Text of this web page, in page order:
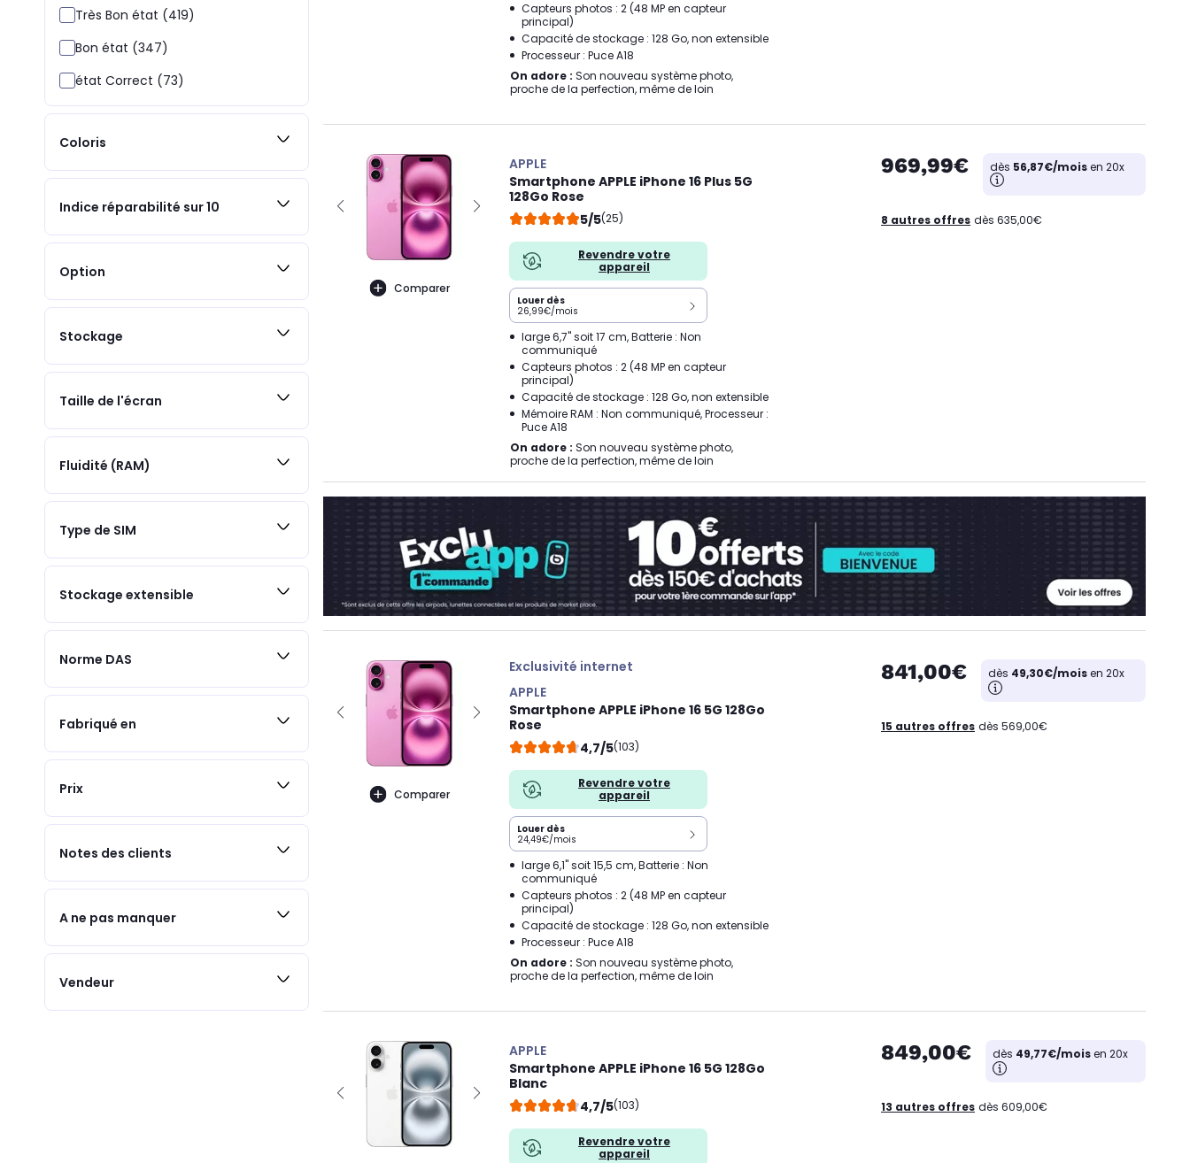
Très Bon état (419)
Bon état (347)
état Correct (73)
Coloris
Indice réparabilité sur 10
Option
Stockage
Taille de l'écran
Fluidité (RAM)
Type de SIM
Stockage extensible
Norme DAS
Fabriqué en
Prix
Notes des clients
A ne pas manquer
Vendeur
Capteurs photos : 2 (48 MP en capteur
principal)
Capacité de stockage : 128 Go, non extensible
Processeur : Puce A18
On adore : Son nouveau système photo,
proche de la perfection, même de loin
Comparer
APPLE
Smartphone APPLE iPhone 16 Plus 5G
128Go Rose
5/5(25)
Revendre votre
appareil
Louer dès
26,99€/mois
large 6,7" soit 17 cm, Batterie : Non
communiqué
Capteurs photos : 2 (48 MP en capteur
principal)
Capacité de stockage : 128 Go, non extensible
Mémoire RAM : Non communiqué, Processeur :
Puce A18
On adore : Son nouveau système photo,
proche de la perfection, même de loin
969,99€ dès 56,87€/moisen 20x
8 autres offres dès 635,00€
Comparer
Exclusivité internet
APPLE
Smartphone APPLE iPhone 16 5G 128Go
Rose
4,7/5(103)
Revendre votre
appareil
Louer dès
24,49€/mois
large 6,1" soit 15,5 cm, Batterie : Non
communiqué
Capteurs photos : 2 (48 MP en capteur
principal)
Capacité de stockage : 128 Go, non extensible
Processeur : Puce A18
On adore : Son nouveau système photo,
proche de la perfection, même de loin
841,00€ dès 49,30€/moisen 20x
15 autres offres dès 569,00€
APPLE
Smartphone APPLE iPhone 16 5G 128Go
Blanc
4,7/5(103)
Revendre votre
appareil
849,00€ dès 49,77€/moisen 20x
13 autres offres dès 609,00€